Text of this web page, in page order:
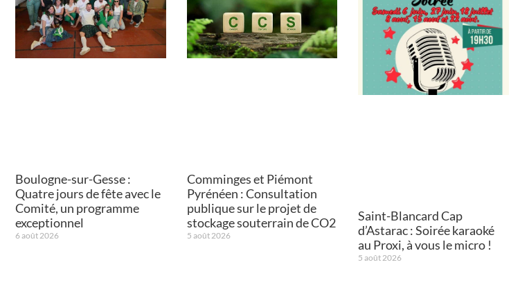
Boulogne-sur-Gesse :
Quatre jours de fête avec le
Comité, un programme
exceptionnel
6 août 2026
Comminges et Piémont
Pyrénéen : Consultation
publique sur le projet de
stockage souterrain de CO2
5 août 2026
Saint-Blancard Cap
d’Astarac : Soirée karaoké
au Proxi, à vous le micro !
5 août 2026